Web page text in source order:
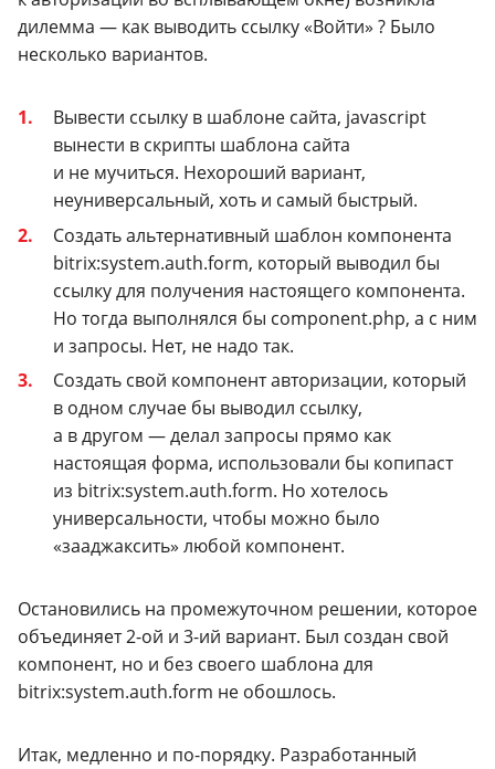
дилемма — как выводить ссылку «Войти» ? Было
несколько вариантов.
Вывести ссылку в шаблоне сайта, javascript
вынести в скрипты шаблона сайта
и не мучиться. Нехороший вариант,
неуниверсальный, хоть и самый быстрый.
Создать альтернативный шаблон компонента
bitrix:system.auth.form, который выводил бы
ссылку для получения настоящего компонента.
Но тогда выполнялся бы component.php, а с ним
и запросы. Нет, не надо так.
Создать свой компонент авторизации, который
в одном случае бы выводил ссылку,
а в другом — делал запросы прямо как
настоящая форма, использовали бы копипаст
из bitrix:system.auth.form. Но хотелось
универсальности, чтобы можно было
«зааджаксить» любой компонент.
Остановились на промежуточном решении, которое
объединяет2-ой и 3-ий вариант. Был создан свой
компонент, но и без своего шаблона для
bitrix:system.auth.form не обошлось.
Итак, медленно и по-порядку. Разработанный